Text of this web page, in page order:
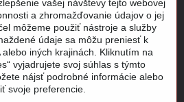
tovaru
veľkostí
a potlač odevov
Mapa stránky
vašej návštevy tejto webovej
a zhromažďovanie údajov o jej
môžeme použiť nástroje a služby
údaje sa môžu preniesť k
iných krajinách. Kliknutím na
vyjadrujete svoj súhlas s týmto
nájsť podrobné informácie alebo
svoje preferencie.